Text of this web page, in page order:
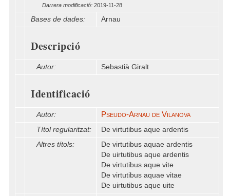
Darrera modificació: 2019-11-28
Bases de dades: Arnau
Descripció
Autor: Sebastià Giralt
Identificació
Autor: Pseudo-Arnau de Vilanova
Títol regularitzat:
De virtutibus aque ardentis
Altres títols:
De virtutibus aquae ardentis
De uirtutibus aque ardentis
De virtutibus aque vite
De virtutibus aquae vitae
De uirtutibus aque uite